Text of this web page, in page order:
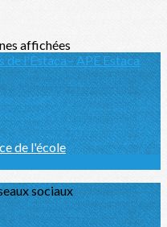
affichées
de l'école
sociaux